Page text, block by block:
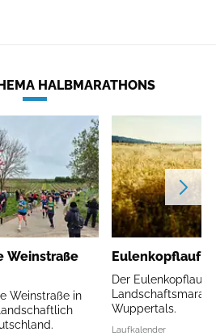
HALBMARATHONS
Weinstraße
Weinstraße in
Eulenkopflauf
Der Eulenkopflauf
Wuppertals.
Laufkalender